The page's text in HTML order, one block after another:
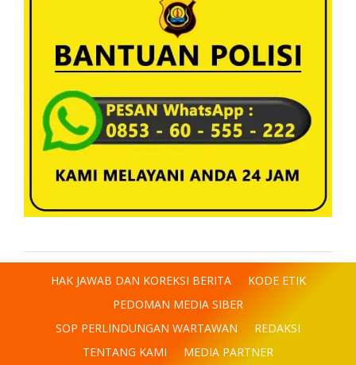
HAK JAWAB DAN KOREKSI BERITA
KODE ETIK
PEDOMAN MEDIA SIBER
SOP PERLINDUNGAN WARTAWAN
REDAKSI
TENTANG KAMI
MEDIA PARTNER